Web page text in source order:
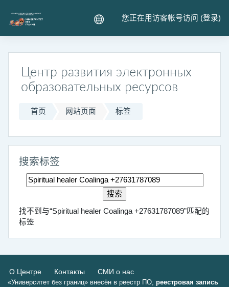
您正在用访客帐号访问 (登录)
Центр развития электронных
образовательных ресурсов
首页 网站页面 标签
搜索标签
搜索标签
找不到与“Spiritual healer Coalinga +27631787089”匹配的
标签
О Центре Контакты СМИ о нас
«Университет без границ» внесён в реестр ПО, реестровая запись